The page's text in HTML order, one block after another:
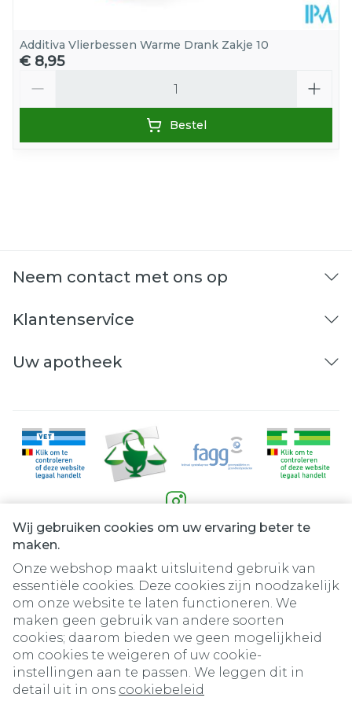
Wij gebruiken cookies om uw ervaring beter te
maken.
Onze webshop maakt uitsluitend gebruik van
essentiële cookies. Deze cookies zijn noodzakelijk
om onze website te laten functioneren. We
maken geen gebruik van andere soorten
cookies; daarom bieden we geen mogelijkheid
om cookies te weigeren of uw cookie-
instellingen aan te passen. We leggen dit in
detail uit in ons cookiebeleid
Additiva Vlierbessen Warme Drank Zakje 10
€ 8,95
Bestel
Neem contact met ons op
Klantenservice
Uw apotheek
Juridische links